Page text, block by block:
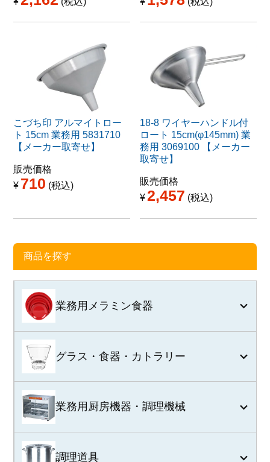
こづち印 アルマイトロー
ト 15cm 業務用 5831710
【メーカー取寄せ】
販売価格
¥ 710 税込
18-8 ワイヤーハンドル付
ロート 15cm(φ145mm) 業
務用 3069100 【メーカー
取寄せ】
販売価格
¥2,457 税込
商品を探す
業務用メラミン食器
グラス・食器・カトラリー
業務用厨房機器・調理機械
調理道具